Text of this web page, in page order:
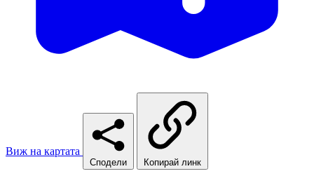
Виж на картата
Сподели Копирай линк